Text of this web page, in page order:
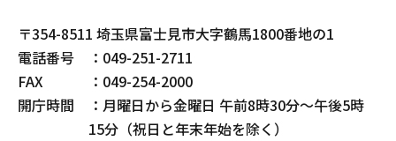
〒354-8511 埼玉県富士見市大字鶴馬1800番地の1
電話番号
：049-251-2711
FAX
：049-254-2000
開庁時間
：月曜日から金曜日 午前8時30分～午後5時
15分（祝日と年末年始を除く）